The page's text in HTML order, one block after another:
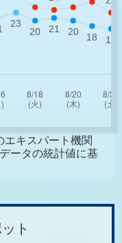
キスパート機関
ータの統計値に基
ト